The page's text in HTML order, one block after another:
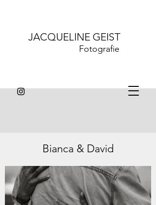
JACQUELINE GEIST
Fotografie
Bianca & David